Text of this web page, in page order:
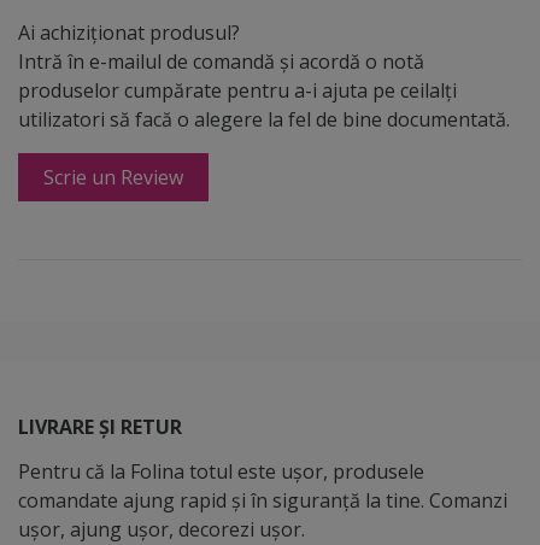
Ai achiziționat produsul?
Intră în e-mailul de comandă și acordă o notă
produselor cumpărate pentru a-i ajuta pe ceilalți
utilizatori să facă o alegere la fel de bine documentată.
Scrie un Review
LIVRARE ȘI RETUR
Pentru că la Folina totul este ușor, produsele
comandate ajung rapid și în siguranță la tine. Comanzi
ușor, ajung ușor, decorezi ușor.